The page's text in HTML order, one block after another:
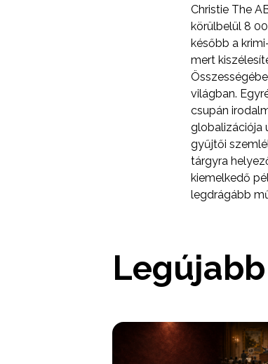
Christie The
körülbelül 8
később a
mert
világban.
csupán
globalizációja
gyűjtői
tárgyra
kiemelkedő
legdrágább
Legújabb